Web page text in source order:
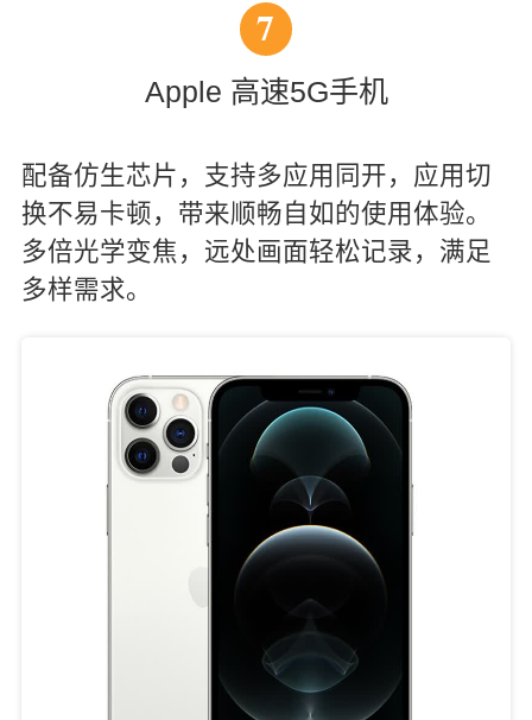
7
Apple 高速5G手机
配备仿生芯片，支持多应用同开，应用切
换不易卡顿，带来顺畅自如的使用体验。
多倍光学变焦，远处画面轻松记录，满足
多样需求。